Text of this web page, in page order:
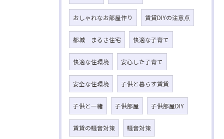
おしゃれなお部屋作り 賃貸DIYの注意点
都城 まるさ住宅 快適な子育て
快適な住環境 安心した子育て
安全な住環境 子供と暮らす賃貸
子供と一緒 子供部屋 子供部屋DIY
賃貸の騒音対策 騒音対策